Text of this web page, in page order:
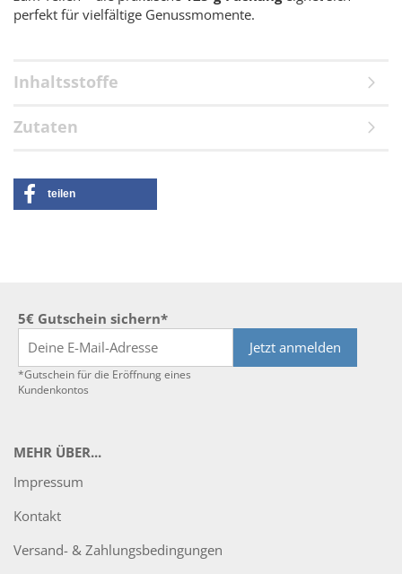
perfekt für vielfältige Genussmomente.
Inhaltsstoffe
Zutaten
teilen
5€ Gutschein sichern*
Jetzt anmelden
*Gutschein für die Eröffnung eines
Kundenkontos
MEHR ÜBER...
Impressum
Kontakt
Versand- & Zahlungsbedingungen